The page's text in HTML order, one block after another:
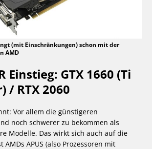
(mit Einschränkungen) schon mit der
AMD
Einstieg: GTX 1660 (Ti
/ RTX 2060
Vor allem die günstigeren
noch schwerer zu bekommen als
Modelle. Das wirkt sich auch auf die
AMDs APUS (also Prozessoren mit